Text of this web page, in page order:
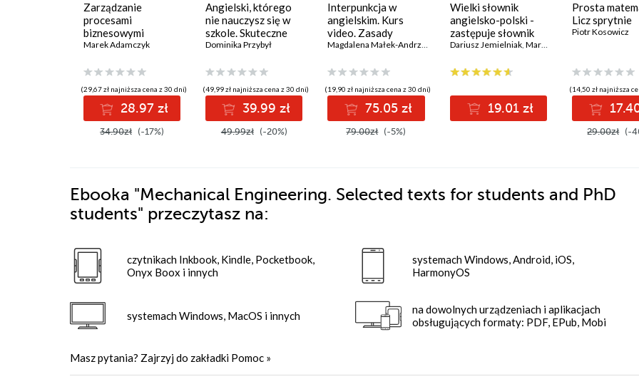
Zarządzanie
procesami
biznesowymi
przedsiębiorstwa -
digitalizacja
Marek Adamczyk
(29,67 zł najniższa cena z 30 dni)
28.97 zł
34.90zł (-17%)
Angielski, którego
nie nauczysz się w
szkole. Skuteczne
techniki nauki języka
Dominika Przybył
(49,99 zł najniższa cena z 30 dni)
39.99 zł
49.99zł (-20%)
Interpunkcja w
angielskim. Kurs
video. Zasady
poprawnej pisowni Magdalena Małek-Andrzejowska ,Anna Lewoc
(19,90 zł najniższa cena z 30 dni)
75.05 zł
79.00zł (-5%)
Wielki słownik
angielsko-polski -
zastępuje słownik
wbudowany w Kindle
Dariusz Jemielniak, Marcin Miłkowski (red.)
19.01 zł
Prosta
Licz sprytnie
Piotr Kosowicz
(14,50 zł najniższa
29.00zł (-
Ebooka "Mechanical Engineering. Selected texts for students and PhD
students" przeczytasz na:
czytnikach Inkbook, Kindle, Pocketbook,
Onyx Boox i innych
systemach Windows, MacOS i innych
systemach Windows, Android, iOS,
HarmonyOS
na dowolnych urządzeniach i aplikacjach
obsługujących formaty: PDF, EPub, Mobi
Masz pytania? Zajrzyj do zakładki Pomoc »